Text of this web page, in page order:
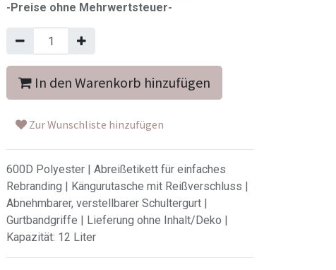
-Preise ohne Mehrwertsteuer-
In den Warenkorb hinzufügen
Zur Wunschliste hinzufügen
600D Polyester | Abreißetikett für einfaches
Rebranding | Kängurutasche mit Reißverschluss |
Abnehmbarer, verstellbarer Schultergurt |
Gurtbandgriffe | Lieferung ohne Inhalt/Deko |
Kapazität: 12 Liter